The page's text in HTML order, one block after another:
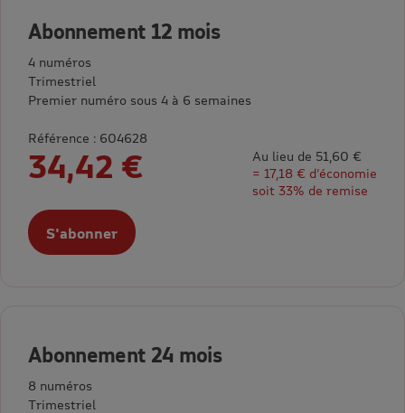
Abonnement 12 mois
4 numéros
Trimestriel
Premier numéro sous 4 à 6 semaines
Référence : 604628
34,42 €
Au lieu de 51,60 €
= 17,18 € d’économie
soit 33% de remise
S'abonner
Abonnement 24 mois
8 numéros
Trimestriel